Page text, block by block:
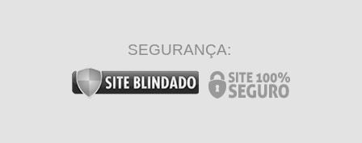
SEGURANÇA: